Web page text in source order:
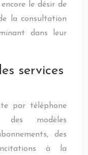
le désir de
la consultation
dans leur
services
par téléphone
des modèles
des
à la